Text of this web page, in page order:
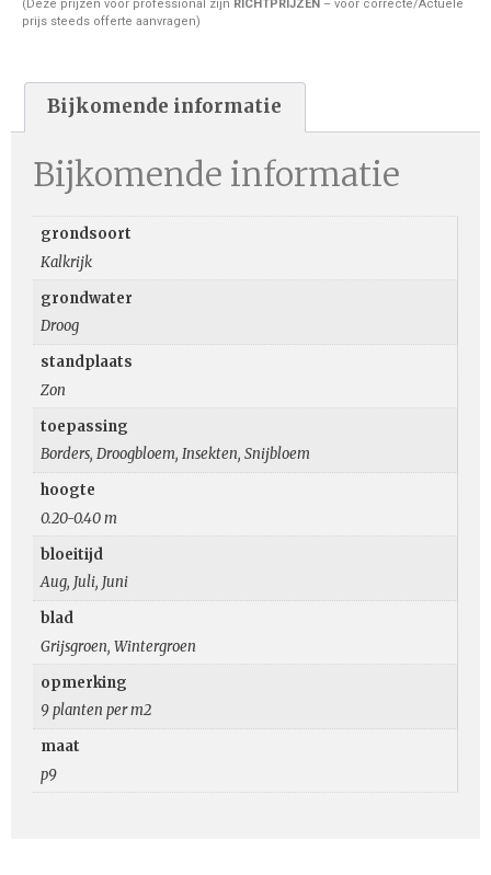
(Deze prijzen voor professional zijn RICHTPRIJZEN – voor correcte/Actuele
prijs steeds offerte aanvragen)
Bijkomende informatie
Bijkomende informatie
grondsoort
Kalkrijk
grondwater
Droog
standplaats
Zon
toepassing
Borders, Droogbloem, Insekten, Snijbloem
hoogte
0.20-0.40 m
bloeitijd
Aug, Juli, Juni
blad
Grijsgroen, Wintergroen
opmerking
9 planten per m2
maat
p9